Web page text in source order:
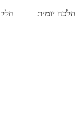
הלכה יומית